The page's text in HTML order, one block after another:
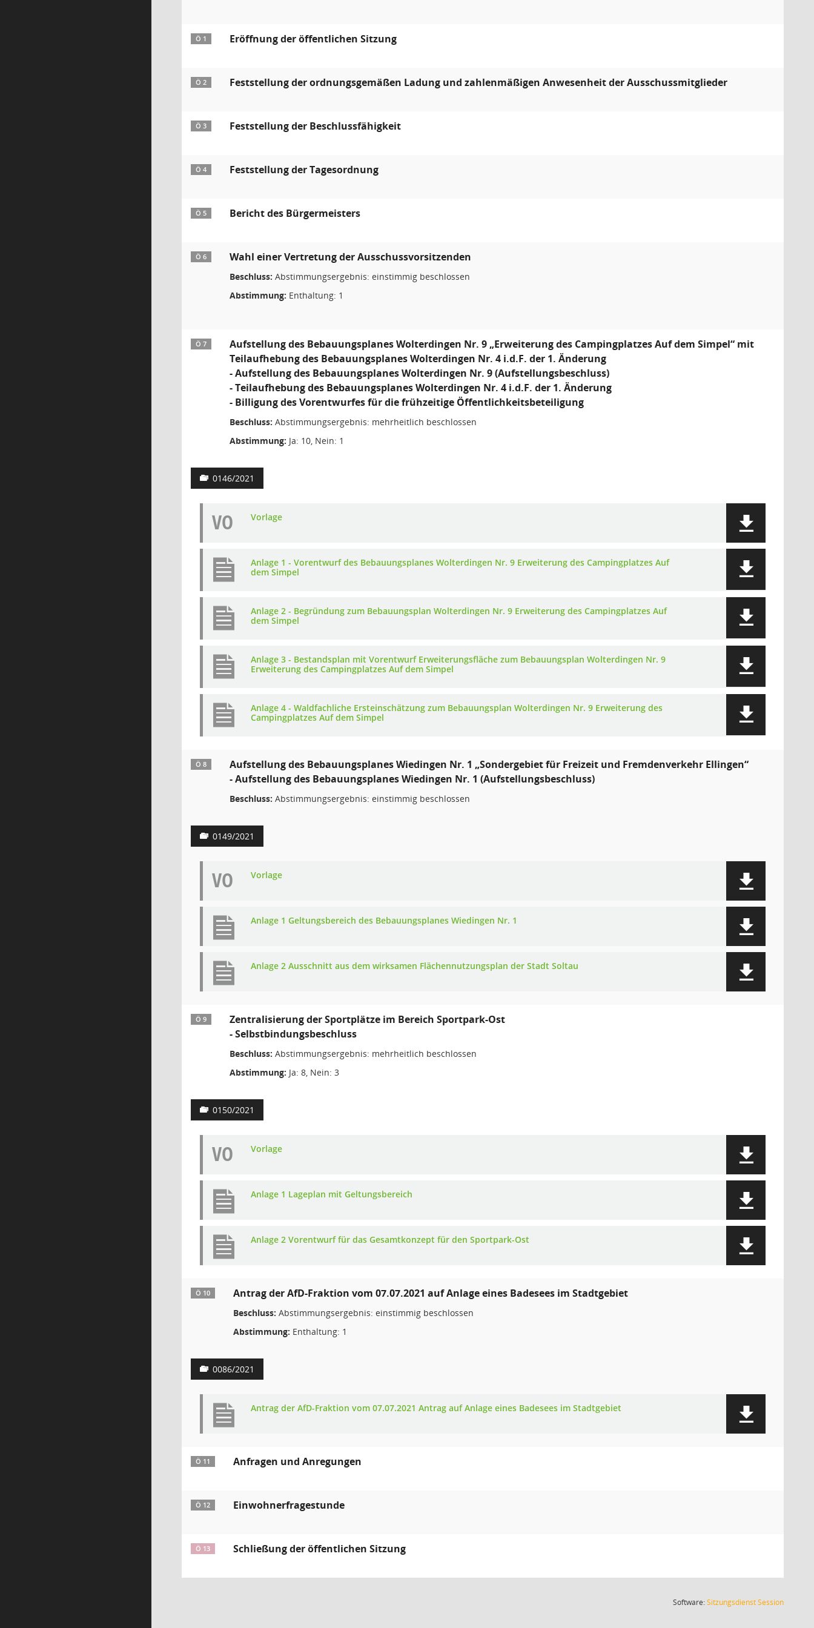
Ö 1 Eröffnung der öffentlichen Sitzung
Ö 2 Feststellung der ordnungsgemäßen Ladung und zahlenmäßigen Anwesenheit der Ausschussmitglieder
Ö 3 Feststellung der Beschlussfähigkeit
Ö 4 Feststellung der Tagesordnung
Ö 5 Bericht des Bürgermeisters
Ö 6 Wahl einer Vertretung der Ausschussvorsitzenden
Beschluss: Abstimmungsergebnis: einstimmig beschlossen
Abstimmung: Enthaltung: 1
Ö 7
Aufstellung des Bebauungsplanes Wolterdingen Nr. 9 „Erweiterung des Campingplatzes Auf dem Simpel“ mit
Teilaufhebung des Bebauungsplanes Wolterdingen Nr. 4 i.d.F. der 1. Änderung
- Aufstellung des Bebauungsplanes Wolterdingen Nr. 9 (Aufstellungsbeschluss)
- Teilaufhebung des Bebauungsplanes Wolterdingen Nr. 4 i.d.F. der 1. Änderung
- Billigung des Vorentwurfes für die frühzeitige Öffentlichkeitsbeteiligung
Beschluss: Abstimmungsergebnis: mehrheitlich beschlossen
Abstimmung: Ja: 10, Nein: 1
0146/2021
VO Vorlage
Anlage 1 - Vorentwurf des Bebauungsplanes Wolterdingen Nr. 9 Erweiterung des Campingplatzes Auf
dem Simpel
Anlage 2 - Begründung zum Bebauungsplan Wolterdingen Nr. 9 Erweiterung des Campingplatzes Auf
dem Simpel
Anlage 3 - Bestandsplan mit Vorentwurf Erweiterungsfläche zum Bebauungsplan Wolterdingen Nr. 9
Erweiterung des Campingplatzes Auf dem Simpel
Anlage 4 - Waldfachliche Ersteinschätzung zum Bebauungsplan Wolterdingen Nr. 9 Erweiterung des
Campingplatzes Auf dem Simpel
Ö 8
Aufstellung des Bebauungsplanes Wiedingen Nr. 1 „Sondergebiet für Freizeit und Fremdenverkehr Ellingen“
- Aufstellung des Bebauungsplanes Wiedingen Nr. 1 (Aufstellungsbeschluss)
Beschluss: Abstimmungsergebnis: einstimmig beschlossen
0149/2021
VO Vorlage
Anlage 1 Geltungsbereich des Bebauungsplanes Wiedingen Nr. 1
Anlage 2 Ausschnitt aus dem wirksamen Flächennutzungsplan der Stadt Soltau
Ö 9
Zentralisierung der Sportplätze im Bereich Sportpark-Ost
- Selbstbindungsbeschluss
Beschluss: Abstimmungsergebnis: mehrheitlich beschlossen
Abstimmung: Ja: 8, Nein: 3
0150/2021
VO Vorlage
Anlage 1 Lageplan mit Geltungsbereich
Anlage 2 Vorentwurf für das Gesamtkonzept für den Sportpark-Ost
Ö 10 Antrag der AfD-Fraktion vom 07.07.2021 auf Anlage eines Badesees im Stadtgebiet
Beschluss: Abstimmungsergebnis: einstimmig beschlossen
Abstimmung: Enthaltung: 1
0086/2021
Antrag der AfD-Fraktion vom 07.07.2021 Antrag auf Anlage eines Badesees im Stadtgebiet
Ö 11 Anfragen und Anregungen
Ö 12 Einwohnerfragestunde
Ö 13 Schließung der öffentlichen Sitzung
Software:SitzungsdienstSession(Wird in